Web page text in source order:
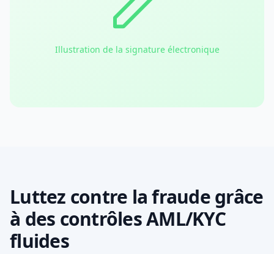
Illustration de la signature électronique
Luttez contre la fraude grâce
à des contrôles AML/KYC
fluides